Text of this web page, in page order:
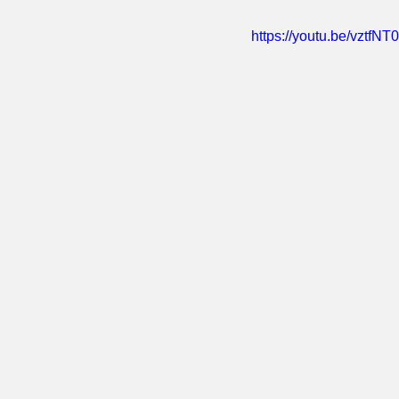
https://youtu.be/